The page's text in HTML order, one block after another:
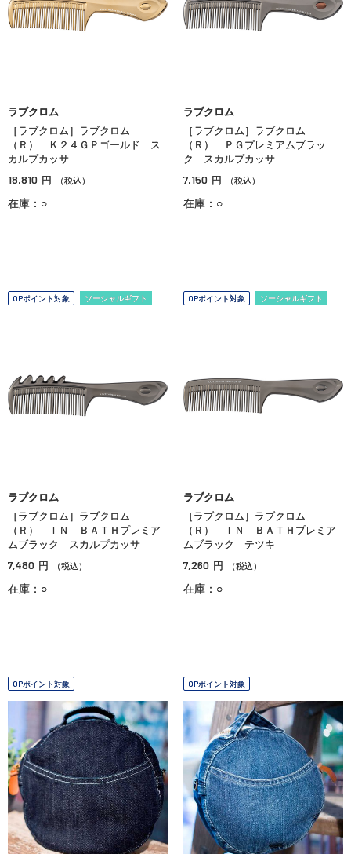
ラブクロム
［ラブクロム］ラブクロム
（Ｒ） Ｋ２４ＧＰゴールド ス
カルプカッサ
18,810 円 （税込）
在庫：○
ラブクロム
［ラブクロム］ラブクロム
（Ｒ） ＰＧプレミアムブラッ
ク スカルプカッサ
7,150 円 （税込）
在庫：○
OPポイント対象 ソーシャルギフト
ラブクロム
［ラブクロム］ラブクロム
（Ｒ） ＩＮ ＢＡＴＨプレミア
ムブラック スカルプカッサ
7,480 円 （税込）
在庫：○
OPポイント対象 ソーシャルギフト
ラブクロム
［ラブクロム］ラブクロム
（Ｒ） ＩＮ ＢＡＴＨプレミア
ムブラック テツキ
7,260 円 （税込）
在庫：○
OPポイント対象 OPポイント対象